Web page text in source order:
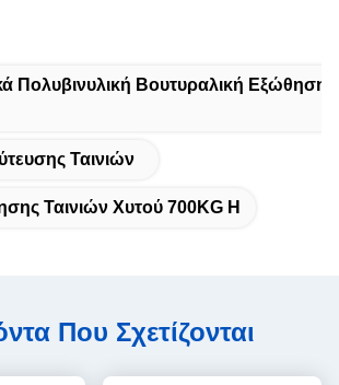
Πολυβινυλική Βουτυραλική Εξώθηση
Ταινιών
Ταινιών Χυτού 700KG H
Που Σχετίζονται